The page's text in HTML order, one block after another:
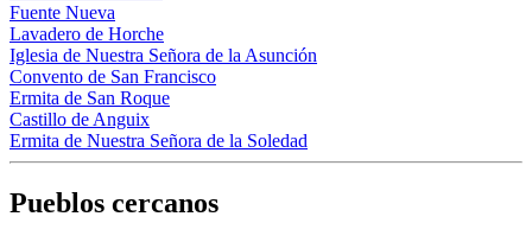
Fuente Nueva
Lavadero de Horche
Iglesia de Nuestra Señora de la Asunción
Convento de San Francisco
Ermita de San Roque
Castillo de Anguix
Ermita de Nuestra Señora de la Soledad
Pueblos cercanos